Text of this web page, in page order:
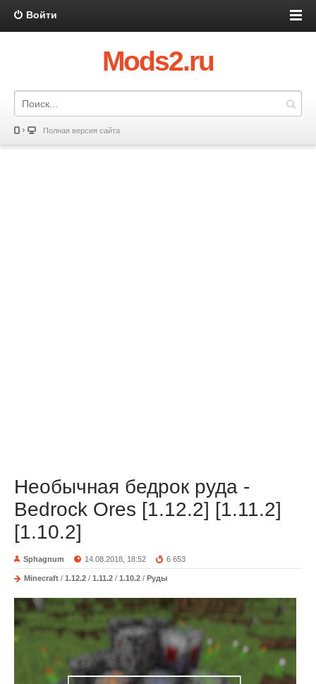
Войти
Mods2.ru
Полная версия сайта
Необычная бедрок руда -
Bedrock Ores [1.12.2] [1.11.2]
[1.10.2]
Sphagnum 14.08.2018, 18:52 6 653
Minecraft / 1.12.2 / 1.11.2 / 1.10.2 / Руды